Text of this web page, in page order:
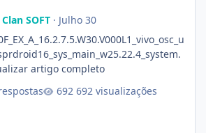
SOFT· Julho 30
artigo completo
692 visualizações